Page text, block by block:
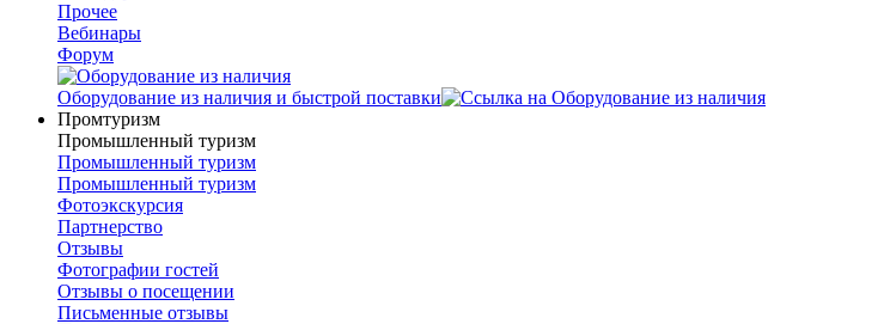
Прочее
Вебинары
Форум
Оборудование из наличия и быстрой поставки
Промтуризм
Промышленный туризм
Промышленный туризм
Промышленный туризм
Фотоэкскурсия
Партнерство
Отзывы
Фотографии гостей
Отзывы о посещении
Письменные отзывы